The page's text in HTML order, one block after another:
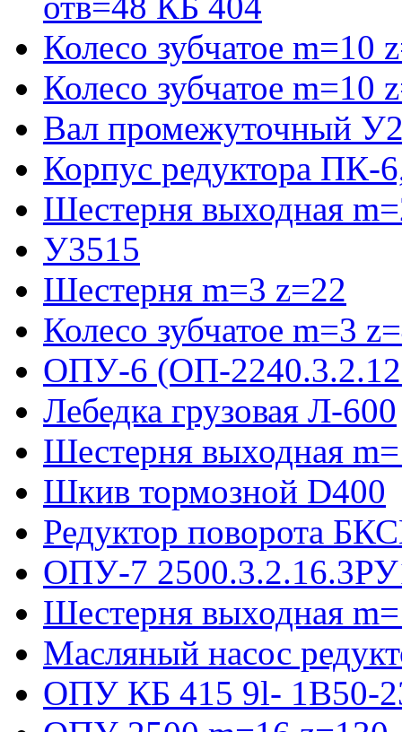
Колесо зубчатое
Колесо зубчатое
Вал промежуточный
Корпус редуктора ПК-
Шестерня выходная
У3515
Шестерня m=3 z=22
Колесо зубчатое m=3
ОПУ-6 (ОП-
Лебедка грузовая Л-600
Шестерня выходная
Шкив тормозной D400
Редуктор поворота
ОПУ-7
Шестерня выходная
Масляный насос
ОПУ КБ 415 9l- 1B50-